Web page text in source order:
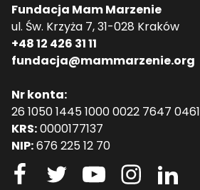
Fundacja Mam Marzenie
ul. Św. Krzyża 7, 31-028 Kraków
+48 12 426 31 11
fundacja@mammarzenie.org
Nr konta:
26 1050 1445 1000 0022 7647 0461
KRS:0000177137
NIP:676 225 12 70